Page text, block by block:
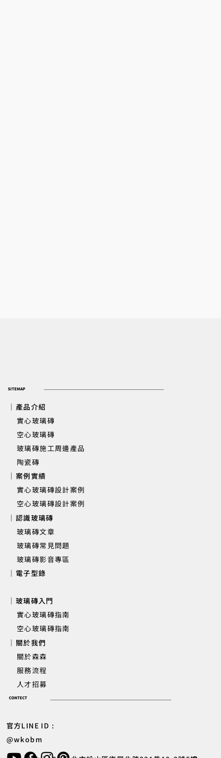
SITEMAP
｜產品介紹
實心玻璃磚
​ 空心玻璃磚
玻璃磚施工周邊產品
陶瓷磚
｜案例實績
實心玻璃磚設計案例
空心玻璃磚設計案例
｜認識玻璃磚
玻璃磚文章
玻璃磚常見問題
玻璃磚影音專區
｜電子型錄
｜玻璃磚入門
實心玻璃磚指南
空心玻璃磚指南
｜關於我們
關於森森
服務流程
人才招募
CONTECT
官方LINE ID :
@wkobm